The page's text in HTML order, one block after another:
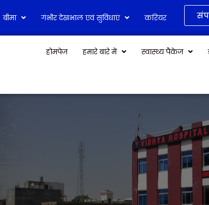
बीमा गंभीर देखभाल एवं सुविधाएं करियर
होमपेज हमारे बारे में स्वास्थ्य पैकेज